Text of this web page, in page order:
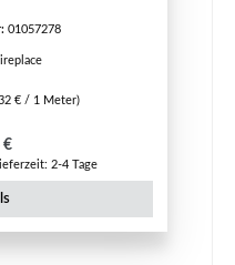
01057278
€ / 1 Meter)
Preis:
€
2-4 Tage